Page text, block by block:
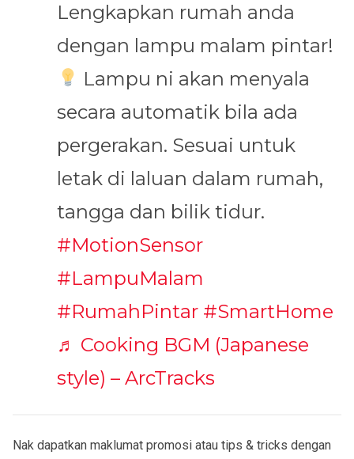
Lengkapkan rumah anda
dengan lampu malam pintar!
Lampu ni akan menyala
secara automatik bila ada
pergerakan. Sesuai untuk
letak di laluan dalam rumah,
tangga dan bilik tidur.
#MotionSensor
#LampuMalam
#RumahPintar #SmartHome
♬ Cooking BGM (Japanese
style) – ArcTracks
Nak dapatkan maklumat promosi atau tips & tricks dengan